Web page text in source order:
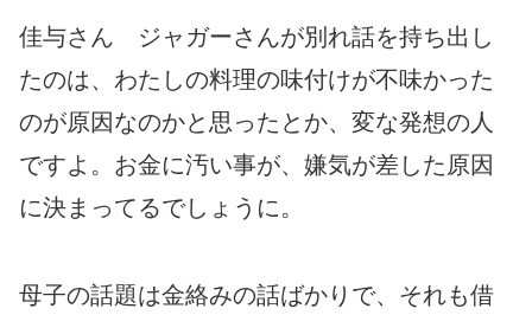
佳与さん ジャガーさんが別れ話を持ち出し
たのは、わたしの料理の味付けが不味かった
のが原因なのかと思ったとか、変な発想の人
ですよ。お金に汚い事が、嫌気が差した原因
に決まってるでしょうに。
母子の話題は金絡みの話ばかりで、それも借